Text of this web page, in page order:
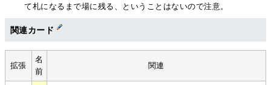
て札になるまで場に残る、ということはないので注意。
関連カード
拡張
名
前
関連